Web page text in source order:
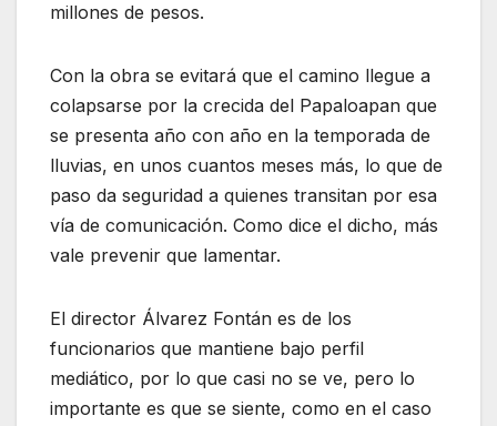
millones de pesos.
Con la obra se evitará que el camino llegue a
colapsarse por la crecida del Papaloapan que
se presenta año con año en la temporada de
lluvias, en unos cuantos meses más, lo que de
paso da seguridad a quienes transitan por esa
vía de comunicación. Como dice el dicho, más
vale prevenir que lamentar.
El director Álvarez Fontán es de los
funcionarios que mantiene bajo perfil
mediático, por lo que casi no se ve, pero lo
importante es que se siente, como en el caso